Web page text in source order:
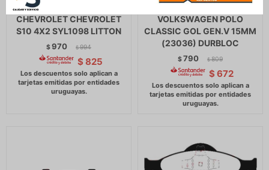
PASTILLAS DE FRENO
CHEVROLET CHEVROLET
S10 4X2 SYL1098 LITTON
$970 $ 994
$ 825
VOLKSWAGEN POLO
CLASSIC GOL GEN.V 15MM
(23036) DURBLOC
$790 $ 809
$ 672